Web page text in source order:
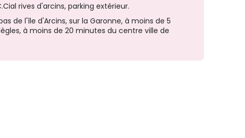
rives d'arcins, parking extérieur.
de l'île d'Arcins, sur la Garonne, à moins de 5
à moins de 20 minutes du centre ville de